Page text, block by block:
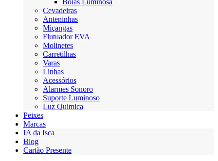
Boias Luminosa
Cevadeiras
Anteninhas
Miçangas
Flutuador EVA
Molinetes
Carretilhas
Varas
Linhas
Acessórios
Alarmes Sonoro
Suporte Luminoso
Luz Quimica
Peixes
Marcas
IA da Isca
Blog
Cartão Presente